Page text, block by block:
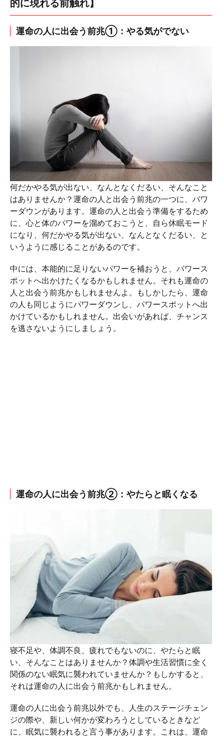
的に現れる前触れ】
運命の人に出会う前兆①：やる気がでない
何だかやる気が出ない、なんとなくだるい、そんなこと
はありませんか？運命の人と出会う前兆の一つに、パワ
ーダウンがあります。運命の人と出会う準備をするため
に、心と体のパワーを溜めておこうと、自ら休眠モード
になり、何だかやる気が出ない、なんとなくだるい、と
いうように感じることがあるのです。
中には、本能的に足りないパワーを補おうと、パワース
ポットへ出かけたくなるかもしれません。それも運命の
人と出会う前兆かもしれませんよ。もしかしたら、運命
の人も同じようにパワーダウンし、パワースポットへ出
かけているかもしれません。出会いがあれば、チャンス
を逃さないようにしましょう。
運命の人に出会う前兆②：やたらと眠くなる
寝不足や、体調不良、疲れでもないのに、やたらと眠
い、そんなことはありませんか？体調や生活習慣に全く
関係のない眠気に襲われていませんか？もしかすると、
それは運命の人に出会う前兆かもしれません。
運命の人に出会う前兆以外でも、人生のステージチェン
ジの際や、新しい何かが変わろうとしているときなど
に、眠気に襲われると言う事があります。これは、運命